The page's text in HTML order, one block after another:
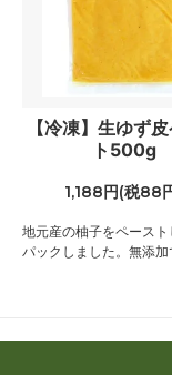
【冷凍】生ゆず
ト500g
1,188円(税88
地元産の柚子をペース
パックしました。無添加